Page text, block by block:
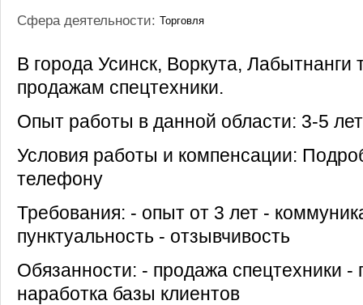
Сфера деятельности: Торговля
В города Усинск, Воркута, Лабытнанги
продажам спецтехники.
Опыт работы в данной области: 3-5 лет
Условия работы и компенсации:
телефону
Требования: - опыт от 3 лет -
пунктуальность - отзывчивость
Обязанности: - продажа спецтехники -
наработка базы клиентов